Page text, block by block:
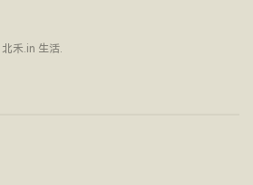
北禾.in 生活.